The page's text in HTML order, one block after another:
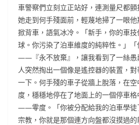
車警察們立刻立正站好，連測量尺都顫
她走到何手殘面前，輕蔑地掃了一眼
掀背車，語氣冰冷。「新手，你的車
球。你污染了泊車維度的純粹性。」
——『永不放棄』，讓我看到了一絲愚
人突然掏出一個像是遙控器的裝置，
一下。何手殘的車子從牆上脫落，在
度，穩穩地停在了地面上的一個停車
——零度。「你被分配給我的泊車學徒
宗教，你就是那個連方向盤都沒摸過